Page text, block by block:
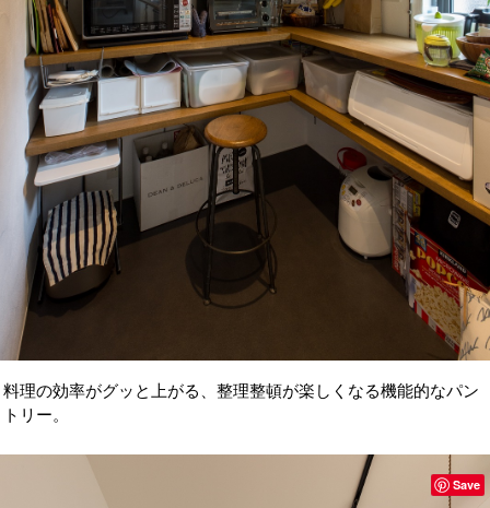
料理の効率がグッと上がる、整理整頓が楽しくなる機能的なパン
トリー。
Save